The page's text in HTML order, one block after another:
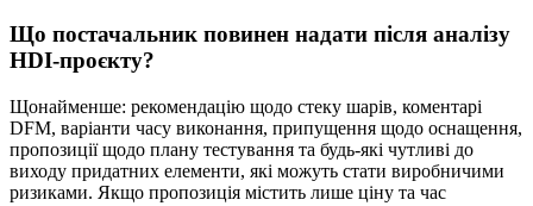
Що постачальник повинен надати після аналізу
HDI-проєкту?
Щонайменше: рекомендацію щодо стеку шарів, коментарі
DFM, варіанти часу виконання, припущення щодо оснащення,
пропозиції щодо плану тестування та будь-які чутливі до
виходу придатних елементи, які можуть стати виробничими
ризиками. Якщо пропозиція містить лише ціну та час